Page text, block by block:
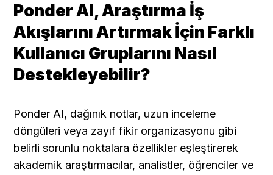
Ponder AI, Araştırma İş
Akışlarını Artırmak İçin Farklı
Kullanıcı Gruplarını Nasıl
Destekleyebilir?
Ponder AI, dağınık notlar, uzun inceleme
döngüleri veya zayıf fikir organizasyonu gibi
belirli sorunlu noktalara özellikler eşleştirerek
akademik araştırmacılar, analistler, öğrenciler ve